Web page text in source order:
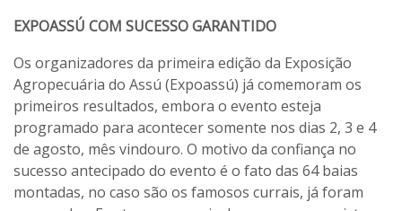
EXPOASSÚ COM SUCESSO GARANTIDO
Os organizadores da primeira edição da Exposição
Agropecuária do Assú (Expoassú) já comemoram os
primeiros resultados, embora o evento esteja
programado para acontecer somente nos dias 2, 3 e 4
de agosto, mês vindouro. O motivo da confiança no
sucesso antecipado do evento é o fato das 64 baias
montadas, no caso são os famosos currais, já foram